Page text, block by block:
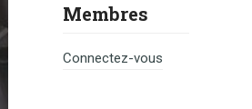
Membres
Connectez-vous